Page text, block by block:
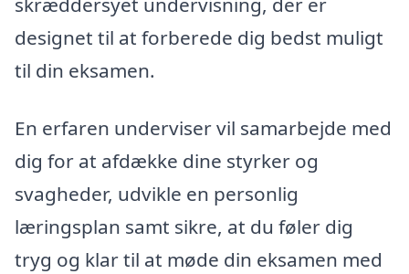
designet til at forberede dig bedst muligt
til din eksamen.
En erfaren underviser vil samarbejde med
dig for at afdække dine styrker og
svagheder, udvikle en personlig
læringsplan samt sikre, at du føler dig
tryg og klar til at møde din eksamen med